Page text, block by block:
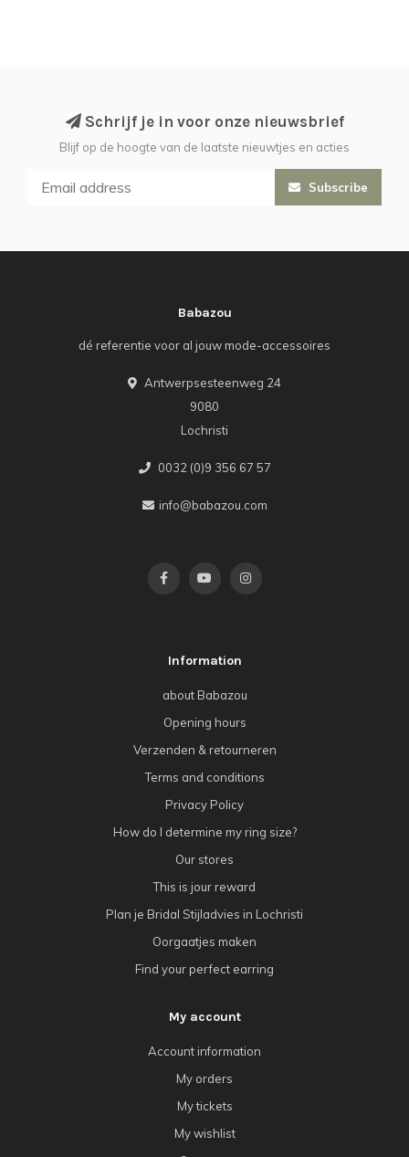
Schrijf je in voor onze nieuwsbrief
Blijf op de hoogte van de laatste nieuwtjes en acties
Subscribe
Babazou
dé referentie voor al jouw mode-accessoires
Antwerpsesteenweg 24
9080
Lochristi
0032 (0)9 356 67 57
info@babazou.com
Information
about Babazou
Opening hours
Verzenden & retourneren
Terms and conditions
Privacy Policy
How do I determine my ring size?
Our stores
This is jour reward
Plan je Bridal Stijladvies in Lochristi
Oorgaatjes maken
Find your perfect earring
My account
Account information
My orders
My tickets
My wishlist